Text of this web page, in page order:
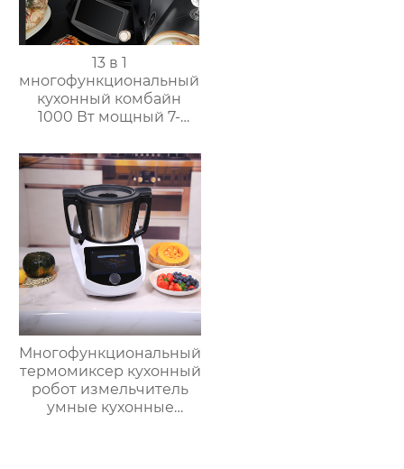
13 в 1
многофункциональный
кухонный комбайн
1000 Вт мощный 7-
кухонный комбайн
многофункциональный
кухонный комбайн
Многофункциональный
термомиксер кухонный
робот измельчитель
умные кухонные